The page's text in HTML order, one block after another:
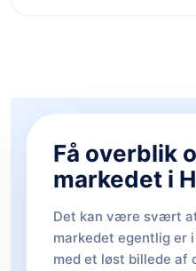
Få overblik
markedet i
Det kan være svært
markedet egentlig er
med et løst billede af